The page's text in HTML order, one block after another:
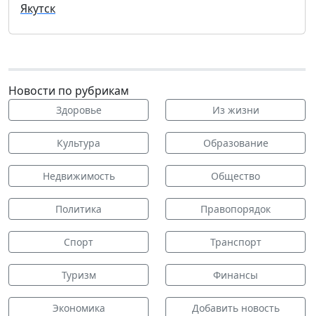
Якутск
Новости по рубрикам
Здоровье Из жизни
Культура Образование
Недвижимость Общество
Политика Правопорядок
Спорт Транспорт
Туризм Финансы
Экономика Добавить новость